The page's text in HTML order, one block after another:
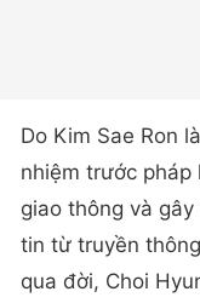
Do Kim Sae Ron
nhiệm trước pháp
giao thông và
tin từ truyền
qua đời, Choi